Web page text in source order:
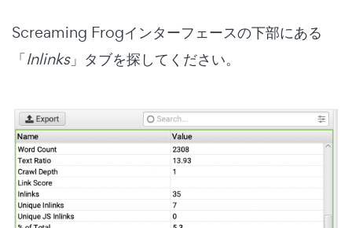
Screaming Frogインターフェースの下部にある
「Inlinks」タブを探してください。